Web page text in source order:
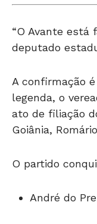
“O Avante está
deputado
A confirmação
legenda, o
ato de filiação
Goiânia,
O partido
André do